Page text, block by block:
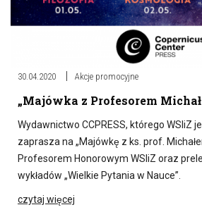
30.04.2020 Akcje promocyjne
„Majówka z Profesorem
Wydawnictwo CCPRESS, którego WSIiZ
zaprasza na „Majówkę z ks. prof.
Profesorem Honorowym WSIiZ oraz
wykładów „Wielkie Pytania w Nauce”.
czytaj więcej